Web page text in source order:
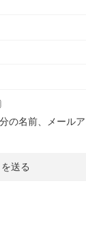
の名前、メール